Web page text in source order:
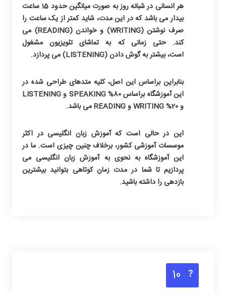
هر انسانی در شبانه روز به صورت میانگین حدود 15 ساعت
بیدار می باشد که در این مدت، شاید کمتر از یک ساعت را
صرف نوشتن (WRITING) و خواندن (READING) می
کند. حتی زمانی که به تماشای تلویزیون مشغول
است، بیشتر به گوش دادن (LISTENING) می پردازد.
بنابراین براساس این اصل، کلیه متدهای طراحی شده در
این آموزشگاه براساس 80% SPEAKING و LISTENING
و 20% WRITING و READING می باشد.
این در حالی است کهآموزش زبان انگلیسی در اکثر
موسسات آموزشی کشور، برخلاف چنین چیزی است. ما در
این آموزشگاه به نحوی بهآموزش زبان انگلیسی می
پردازیم تا شما در مدت زمان کوتاهی بتوانید بیشترین
بازدهی را داشته باشید.
10